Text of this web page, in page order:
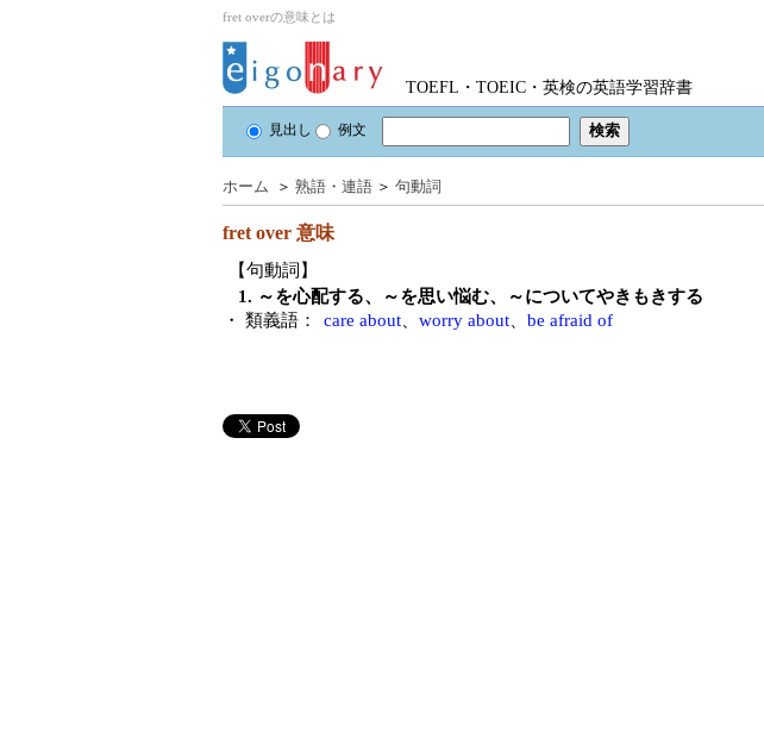
fret overの意味とは
TOEFL・TOEIC・英検の英語学習辞書
見出し 例文
ホーム ＞ 熟語・連語 ＞ 句動詞
fret over 意味
【句動詞】
1. ～を心配する、～を思い悩む、～についてやきもきする
・ 類義語：
care about worry about be afraid of